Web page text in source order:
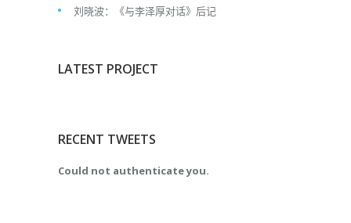
刘晓波：《与李泽厚对话》后记
LATEST PROJECT
RECENT TWEETS
Could not authenticate you.